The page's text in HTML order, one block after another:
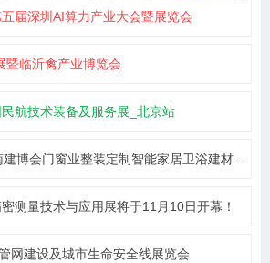
届深圳AI算力产业大会暨展览会
暨临沂禽产业博览会
航技术装备及服务展_北京站
博会门窗业整装定制智能家居卫浴建材展会
测量技术与应用展将于11月10日开幕！
网建设及城市生命安全线展览会